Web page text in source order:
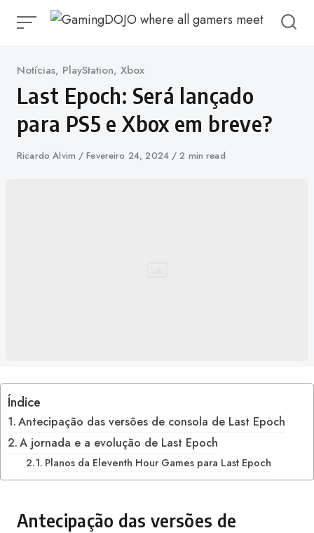
para
conteúdo
Categoria
Notícias, PlayStation, Xbox
Last Epoch: Será lançado
para PS5 e Xbox em breve?
Autor
Ricardo Alvim
Publicado
Fevereiro 24, 2024 2 min read
Índice
Antecipação das versões de consola de Last Epoch
A jornada e a evolução de Last Epoch
Planos da Eleventh Hour Games para Last Epoch
Antecipação das versões de